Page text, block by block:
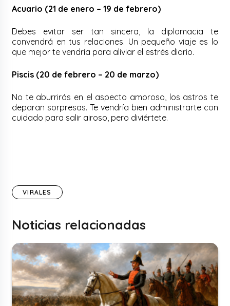
Acuario (21 de enero – 19 de febrero)
Debes evitar ser tan sincera, la diplomacia te
convendrá en tus relaciones. Un pequeño viaje es lo
que mejor te vendría para aliviar el estrés diario.
Piscis (20 de febrero – 20 de marzo)
No te aburrirás en el aspecto amoroso, los astros te
deparan sorpresas. Te vendría bien administrarte con
cuidado para salir airoso, pero diviértete.
VIRALES
Noticias relacionadas